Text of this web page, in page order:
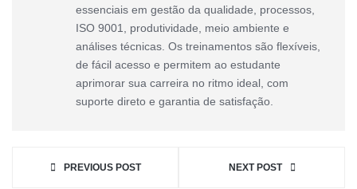
essenciais em gestão da qualidade, processos,
ISO 9001, produtividade, meio ambiente e
análises técnicas. Os treinamentos são flexíveis,
de fácil acesso e permitem ao estudante
aprimorar sua carreira no ritmo ideal, com
suporte direto e garantia de satisfação.
PREVIOUS POST NEXT POST